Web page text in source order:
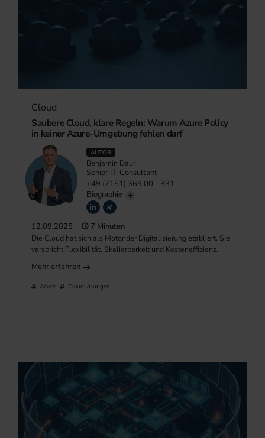
Cloud
Saubere Cloud, klare Regeln: Warum Azure Policy
in keiner Azure-Umgebung fehlen darf
AUTOR
Benjamin Daur
Senior IT-Consultant
+49 (7151) 369 00 - 331
Biographie
12.09.2025 7 Minuten
Die Cloud hat sich als Motor der Digitalisierung etabliert. Sie
verspricht Flexibilität, Skalierbarkeit und Kosteneffizienz.
Mehr erfahren
Azure CloudLösungen